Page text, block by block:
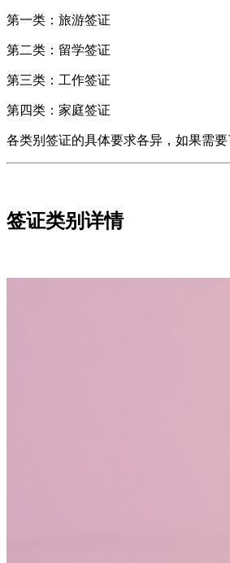
第一类：旅游签证
第二类：留学签证
第三类：工作签证
第四类：家庭签证
各类别签证的具体要求各异，如果需
签证类别详情